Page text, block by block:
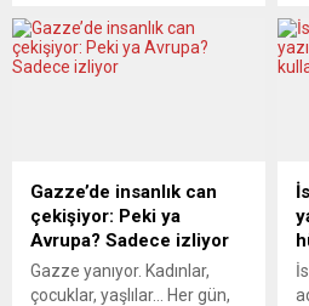
cenaze törenine Pürsün’ün
eşi Ülkü Pürsün, oğulları
sayıda meslektaşı katıldı.
Türkiye’nin Frankfurt
Başkonsolosu İlknur
Akdevelioğlu, Kültür ve
Tanıtım Ataşesi...
Gazze’de insanlık can
çekişiyor: Peki ya
Avrupa? Sadece izliyor
Gazze yanıyor. Kadınlar,
çocuklar, yaşlılar… Her gün,